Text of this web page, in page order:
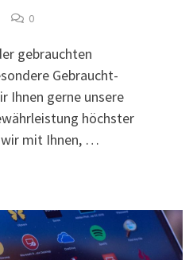
0
gebrauchten
Gebraucht-
Ihnen gerne unsere
höchster
mit Ihnen, …